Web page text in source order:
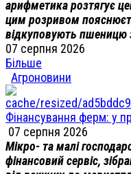
арифметика розтягує
цим розривом
відкуповують пшеницю
07 серпня 2026
Більше
Агроновини
Фінансування ферм: у
07 серпня 2026
Мікро- та малі
фінансовий сервіс,